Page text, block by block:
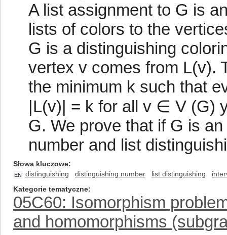
A list assignment to G is
lists of colors to the
G is a distinguishing
vertex v comes from L(v).
the minimum k such that
|L(v)| = k for all v ∈ V (G)
G. We prove that if G is
number and list
Słowa kluczowe
EN distinguishing distinguishing number list distinguishing
Kategorie tematyczne
05C60: Isomorphism
and homomorphisms